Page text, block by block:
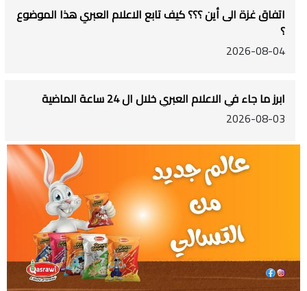
اتفاق غزة الى أين ؟؟؟ كيف تابع الاعلام العبري هذا الموضوع
؟
2026-08-04
ابرز ما جاء في الاعلام العبري خلال ال 24 ساعة الماضية
2026-08-03